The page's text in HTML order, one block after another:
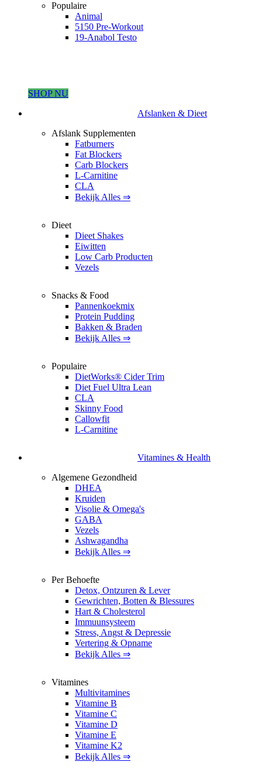
Populaire
Animal
5150 Pre-Workout
19-Anabol Testo
SHOP NU
Afslanken & Dieet
Afslank Supplementen
Fatburners
Fat Blockers
Carb Blockers
L-Carnitine
CLA
Bekijk Alles ⇒
Dieet
Dieet Shakes
Eiwitten
Low Carb Producten
Vezels
Snacks & Food
Pannenkoekmix
Protein Pudding
Bakken & Braden
Bekijk Alles ⇒
Populaire
DietWorks® Cider Trim
Diet Fuel Ultra Lean
CLA
Skinny Food
Callowfit
L-Carnitine
Vitamines & Health
Algemene Gezondheid
DHEA
Kruiden
Visolie & Omega's
GABA
Vezels
Ashwagandha
Bekijk Alles ⇒
Per Behoefte
Detox, Ontzuren & Lever
Gewrichten, Botten & Blessures
Hart & Cholesterol
Immuunsysteem
Stress, Angst & Depressie
Vertering & Opname
Bekijk Alles ⇒
Vitamines
Multivitamines
Vitamine B
Vitamine C
Vitamine D
Vitamine E
Vitamine K2
Bekijk Alles ⇒